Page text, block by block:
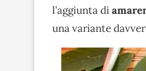
l’aggiunta di
una variante